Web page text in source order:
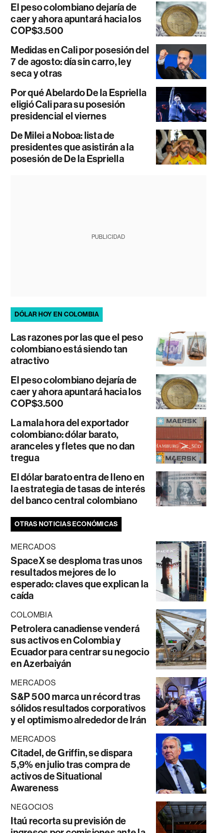
El peso colombiano dejaría de
caer y ahora apuntará hacia los
COP$3.500
Medidas en Cali por posesión del
7 de agosto: día sin carro, ley
seca y otras
Por qué Abelardo De la Espriella
eligió Cali para su posesión
presidencial el viernes
De Milei a Noboa: lista de
presidentes que asistirán a la
posesión de De la Espriella
PUBLICIDAD
DÓLAR HOY EN COLOMBIA
Las razones por las que el peso
colombiano está siendo tan
atractivo
El peso colombiano dejaría de
caer y ahora apuntará hacia los
COP$3.500
La mala hora del exportador
colombiano: dólar barato,
aranceles y fletes que no dan
tregua
El dólar barato entra de lleno en
la estrategia de tasas de interés
del banco central colombiano
OTRAS NOTICIAS ECONÓMICAS
MERCADOS
SpaceX se desploma tras unos
resultados mejores de lo
esperado: claves que explican la
caída
COLOMBIA
Petrolera canadiense venderá
sus activos en Colombia y
Ecuador para centrar su negocio
en Azerbaiyán
MERCADOS
S&P 500 marca un récord tras
sólidos resultados corporativos
y el optimismo alrededor de Irán
MERCADOS
Citadel, de Griffin, se dispara
5,9% en julio tras compra de
activos de Situational
Awareness
NEGOCIOS
Itaú recorta su previsión de